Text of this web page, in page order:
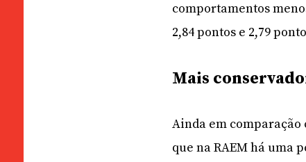
comportamentos
2,84 pontos e 2,79
Mais
Ainda em comparação
que na RAEM há uma